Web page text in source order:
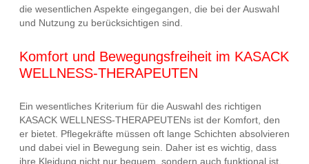
die wesentlichen Aspekte eingegangen, die bei der Auswahl
und Nutzung zu berücksichtigen sind.
Komfort und Bewegungsfreiheit im KASACK
WELLNESS-THERAPEUTEN
Ein wesentliches Kriterium für die Auswahl des richtigen
KASACK WELLNESS-THERAPEUTENs ist der Komfort, den
er bietet. Pflegekräfte müssen oft lange Schichten absolvieren
und dabei viel in Bewegung sein. Daher ist es wichtig, dass
ihre Kleidung nicht nur bequem, sondern auch funktional ist.